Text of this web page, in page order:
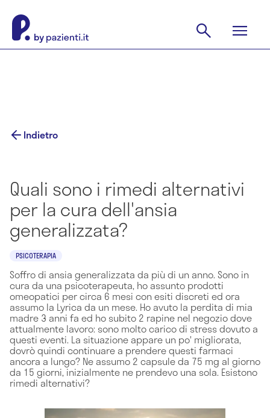
Indietro
Quali sono i rimedi alternativi
per la cura dell'ansia
generalizzata?
PSICOTERAPIA
Soffro di ansia generalizzata da più di un anno. Sono in
cura da una psicoterapeuta, ho assunto prodotti
omeopatici per circa 6 mesi con esiti discreti ed ora
assumo la Lyrica da un mese. Ho avuto la perdita di mia
madre 3 anni fa ed ho subito 2 rapine nel negozio dove
attualmente lavoro: sono molto carico di stress dovuto a
questi eventi. La situazione appare un po' migliorata,
dovrò quindi continuare a prendere questi farmaci
ancora a lungo? Ne assumo 2 capsule da 75 mg al giorno
da 15 giorni, inizialmente ne prendevo una sola. Esistono
rimedi alternativi?